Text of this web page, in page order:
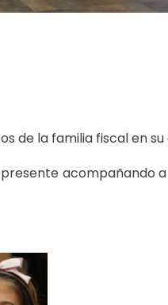
de la familia fiscal en su
acompañando